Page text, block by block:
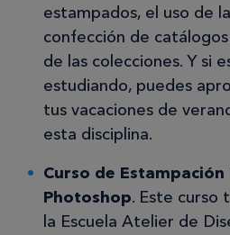
estampados, el uso de
confección de
de las colecciones. Y si
estudiando, puedes
tus vacaciones de
esta disciplina.
Curso de
Photoshop. Este curso
la Escuela Atelier de